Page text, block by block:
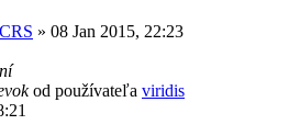
» 08 Jan 2015, 22:23
od používateľa viridis